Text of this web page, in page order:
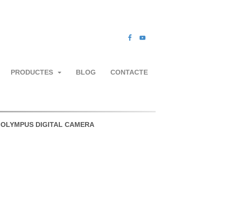
PRODUCTES BLOG CONTACTE
OLYMPUS DIGITAL CAMERA